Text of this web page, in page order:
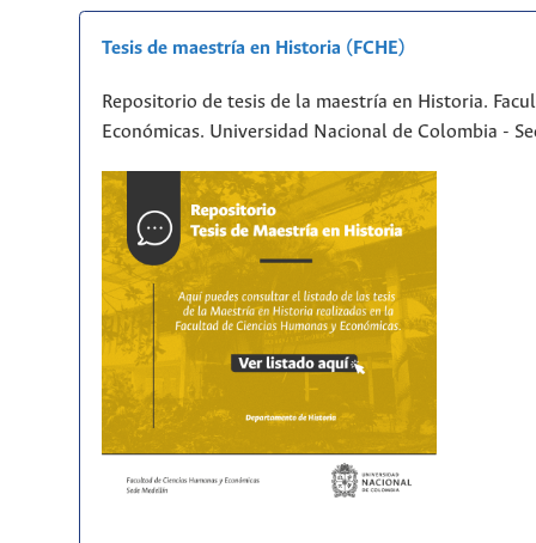
Tesis de maestría en Historia (FCHE)
Repositorio de tesis de la maestría en Historia.
Económicas. Universidad Nacional de Colombia -